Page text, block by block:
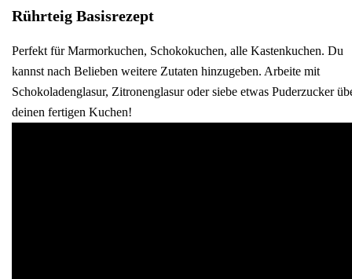
Rührteig Basisrezept
Perfekt für Marmorkuchen, Schokokuchen, alle Kastenkuchen. Du
kannst nach Belieben weitere Zutaten hinzugeben. Arbeite mit
Schokoladenglasur, Zitronenglasur oder siebe etwas Puderzucker
deinen fertigen Kuchen!